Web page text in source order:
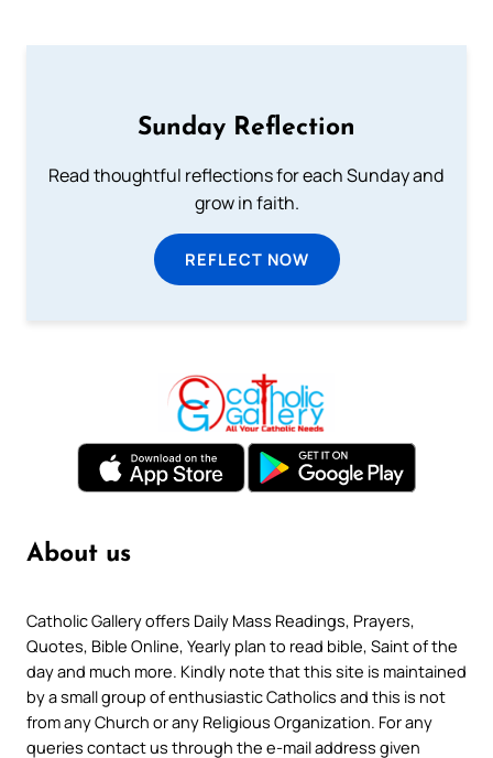
Sunday Reflection
Read thoughtful reflections for each Sunday and
grow in faith.
REFLECT NOW
About us
Catholic Gallery offers Daily Mass Readings, Prayers,
Quotes, Bible Online, Yearly plan to read bible, Saint of the
day and much more. Kindly note that this site is maintained
by a small group of enthusiastic Catholics and this is not
from any Church or any Religious Organization. For any
queries contact us through the e-mail address given